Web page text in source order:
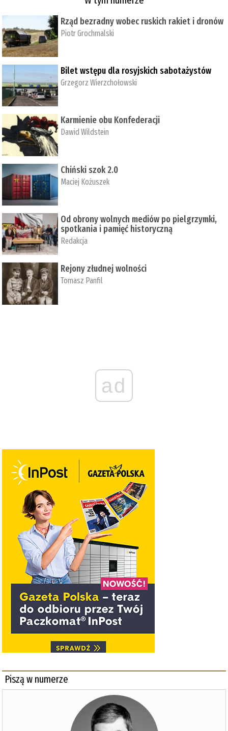
Rząd bezradny wobec ruskich rakiet i dronów
Piotr Grochmalski
Bilet wstępu dla rosyjskich sabotażystów
Grzegorz Wierzchołowski
Karmienie obu Konfederacji
Dawid Wildstein
Chiński szok 2.0
Maciej Kożuszek
Od obrony wolnych mediów po pielgrzymki,
spotkania i pamięć historyczną
Redakcja
Rejony złudnej wolności
Tomasz Panfil
ad
Piszą w numerze